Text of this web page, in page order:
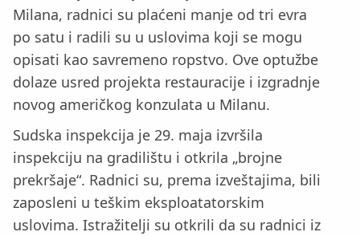
Milana, radnici su plaćeni manje od tri evra
po satu i radili su u uslovima koji se mogu
opisati kao savremeno ropstvo. Ove optužbe
dolaze usred projekta restauracije i izgradnje
novog američkog konzulata u Milanu.
Sudska inspekcija je 29. maja izvršila
inspekciju na gradilištu i otkrila „brojne
prekršaje“. Radnici su, prema izveštajima, bili
zaposleni u teškim eksploatatorskim
uslovima. Istražitelji su otkrili da su radnici iz